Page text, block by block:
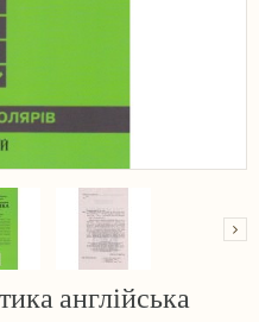
англійська